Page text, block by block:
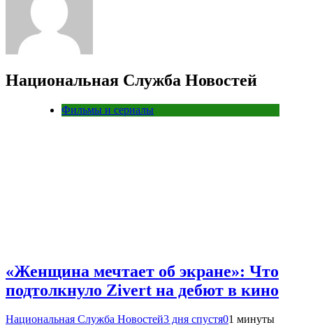
Национальная Служба Новостей
Фильмы и сериалы
«Женщина мечтает об экране»: Что
подтолкнуло Zivert на дебют в кино
Национальная Служба Новостей3 дня спустя01 минуты